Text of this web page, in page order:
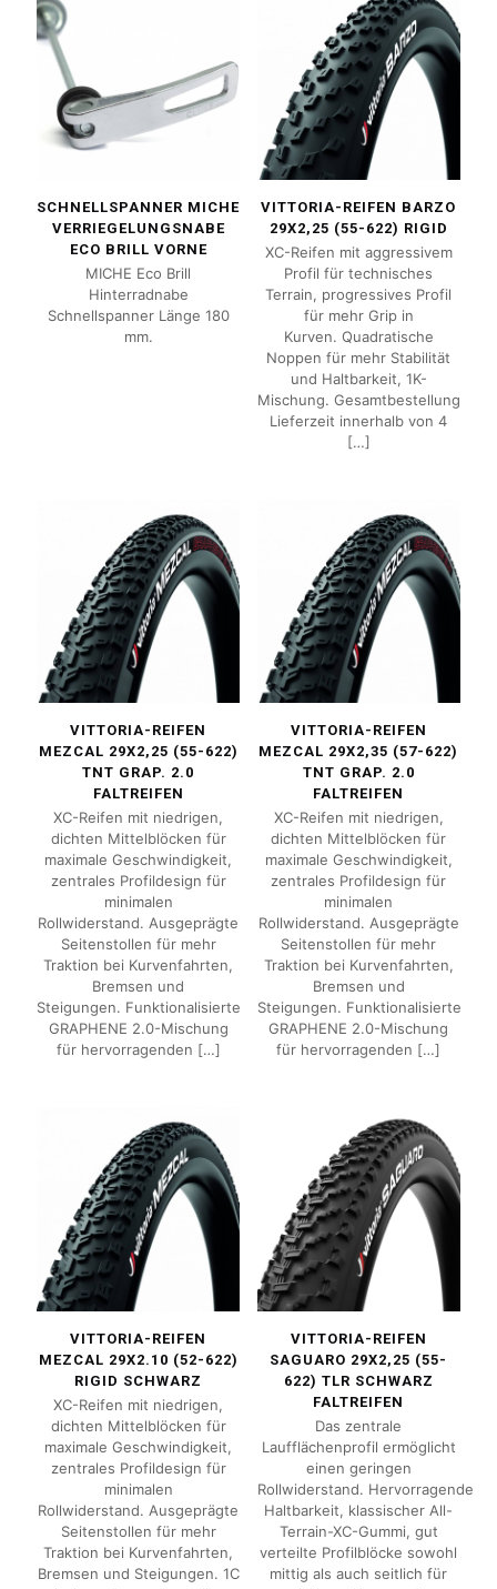
SCHNELLSPANNER MICHE
VERRIEGELUNGSNABE
ECO BRILL VORNE
MICHE Eco Brill
Hinterradnabe
Schnellspanner Länge 180
mm.
VITTORIA-REIFEN BARZO
29X2,25 (55-622) RIGID
XC-Reifen mit aggressivem
Profil für technisches
Terrain, progressives Profil
für mehr Grip in
Kurven. Quadratische
Noppen für mehr Stabilität
und Haltbarkeit, 1K-
Mischung. Gesamtbestellung
Lieferzeit innerhalb von 4
[…]
VITTORIA-REIFEN
MEZCAL 29X2,25 (55-622)
TNT GRAP. 2.0
FALTREIFEN
XC-Reifen mit niedrigen,
dichten Mittelblöcken für
maximale Geschwindigkeit,
zentrales Profildesign für
minimalen
Rollwiderstand. Ausgeprägte
Seitenstollen für mehr
Traktion bei Kurvenfahrten,
Bremsen und
Steigungen. Funktionalisierte
GRAPHENE 2.0-Mischung
für hervorragenden […]
VITTORIA-REIFEN
MEZCAL 29X2,35 (57-622)
TNT GRAP. 2.0
FALTREIFEN
XC-Reifen mit niedrigen,
dichten Mittelblöcken für
maximale Geschwindigkeit,
zentrales Profildesign für
minimalen
Rollwiderstand. Ausgeprägte
Seitenstollen für mehr
Traktion bei Kurvenfahrten,
Bremsen und
Steigungen. Funktionalisierte
GRAPHENE 2.0-Mischung
für hervorragenden […]
VITTORIA-REIFEN
MEZCAL 29X2.10 (52-622)
RIGID SCHWARZ
XC-Reifen mit niedrigen,
dichten Mittelblöcken für
maximale Geschwindigkeit,
zentrales Profildesign für
minimalen
Rollwiderstand. Ausgeprägte
Seitenstollen für mehr
Traktion bei Kurvenfahrten,
Bremsen und Steigungen. 1C
VITTORIA-REIFEN
SAGUARO 29X2,25 (55-
622) TLR SCHWARZ
FALTREIFEN
Das zentrale
Laufflächenprofil ermöglicht
einen geringen
Rollwiderstand. Hervorragende
Haltbarkeit, klassischer All-
Terrain-XC-Gummi, gut
verteilte Profilblöcke sowohl
mittig als auch seitlich für